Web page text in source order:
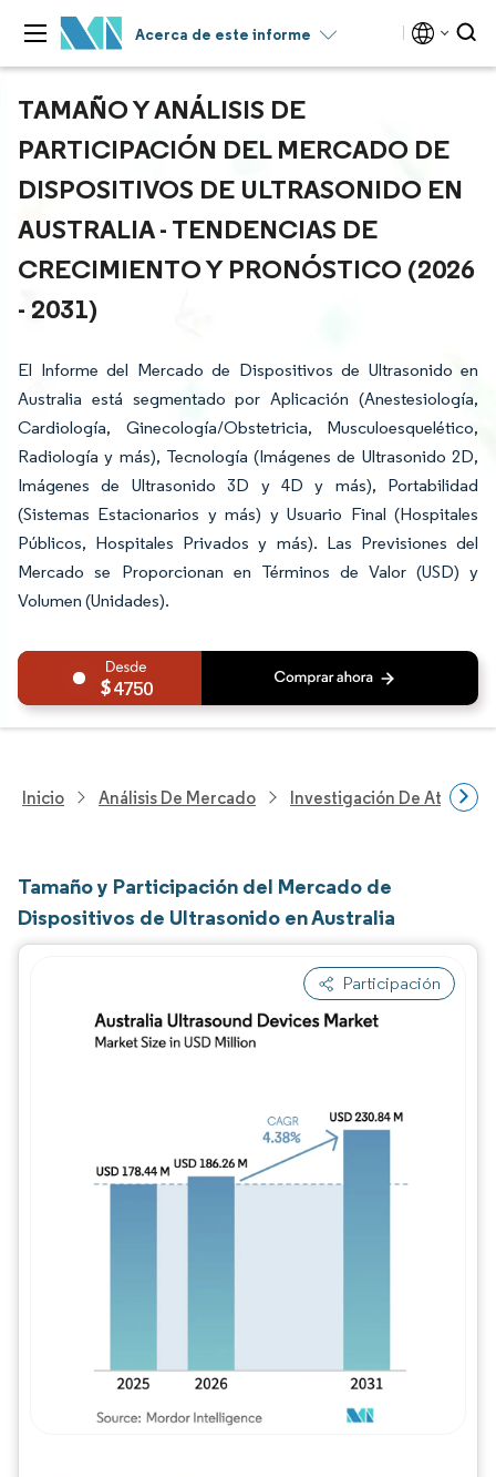
Acerca de este informe
TAMAÑO Y ANÁLISIS DE
PARTICIPACIÓN DEL MERCADO DE
DISPOSITIVOS DE ULTRASONIDO EN
AUSTRALIA - TENDENCIAS DE
CRECIMIENTO Y PRONÓSTICO (2026
- 2031)
El Informe del Mercado de Dispositivos de Ultrasonido en
Australia está segmentado por Aplicación (Anestesiología,
Cardiología, Ginecología/Obstetricia, Musculoesquelético,
Radiología y más), Tecnología (Imágenes de Ultrasonido 2D,
Imágenes de Ultrasonido 3D y 4D y más), Portabilidad
(Sistemas Estacionarios y más) y Usuario Final (Hospitales
Públicos, Hospitales Privados y más). Las Previsiones del
Mercado se Proporcionan en Términos de Valor (USD) y
Volumen (Unidades).
4750
Inicio Análisis De Mercado Investigación De
Tamaño y Participación del Mercado de
Dispositivos de Ultrasonido en Australia
Participación